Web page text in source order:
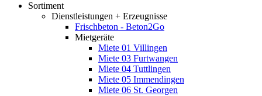
Sortiment
Dienstleistungen + Erzeugnisse
Frischbeton - Beton2Go
Mietgeräte
Miete 01 Villingen
Miete 03 Furtwangen
Miete 04 Tuttlingen
Miete 05 Immendingen
Miete 06 St. Georgen